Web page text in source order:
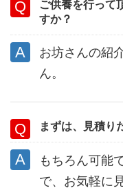
ご供養を行って
すか？
お坊さんの紹
ん。
まずは、見積り
もちろん可能
で、お気軽に